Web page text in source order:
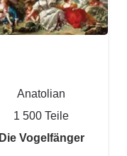
Anatolian
1 500 Teile
Die Vogelfänger